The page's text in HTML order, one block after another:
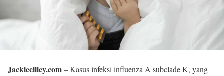
Jackiecilley.com– Kasus infeksi influenza A subclade K, yang